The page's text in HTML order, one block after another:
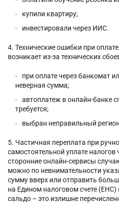
купили квартиру;
инвестировали через ИИС.
Технические ошибки при
возникает из-за технических
при оплате через банкомат
неверная сумма;
автоплатеж в онлайн-банке
требуется;
выбран неправильный
Частичная переплата при
самостоятельной уплате
сторонние онлайн-сервисы
можно по невнимательности
сумму вверх или отправить
на Едином налоговом счете
сальдо – это излишне